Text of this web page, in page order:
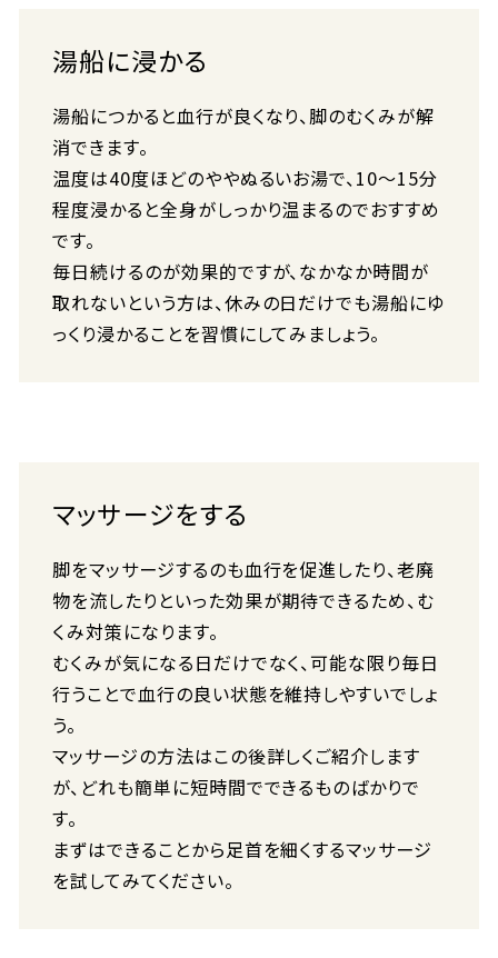
湯船に浸かる
湯船につかると血行が良くなり、脚のむくみが解
消できます。
温度は40度ほどのややぬるいお湯で、10～15分
程度浸かると全身がしっかり温まるのでおすすめ
です。
毎日続けるのが効果的ですが、なかなか時間が
取れないという方は、休みの日だけでも湯船にゆ
っくり浸かることを習慣にしてみましょう。
マッサージをする
脚をマッサージするのも血行を促進したり、老廃
物を流したりといった効果が期待できるため、む
くみ対策になります。
むくみが気になる日だけでなく、可能な限り毎日
行うことで血行の良い状態を維持しやすいでしょ
う。
マッサージの方法はこの後詳しくご紹介します
が、どれも簡単に短時間でできるものばかりで
す。
まずはできることから足首を細くするマッサージ
を試してみてください。